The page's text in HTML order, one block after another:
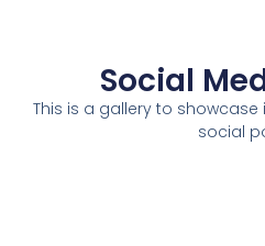
Social
This is a gallery to
social